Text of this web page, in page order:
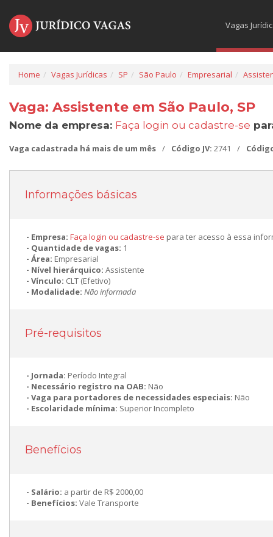
Vagas
Home Vagas Jurídicas SP São Paulo Empresarial
Vaga: Assistente em São Paulo, SP
Nome da empresa: Faça login ou cadastre-se
Vaga cadastrada há mais de um mês / Código JV: 2741 /
Informações básicas
Empresa: Faça login ou cadastre-se para ter acesso à essa
Quantidade de vagas: 1
Área: Empresarial
Nível hierárquico: Assistente
Vínculo: CLT (Efetivo)
Modalidade: Não informada
Pré-requisitos
Jornada: Período Integral
Necessário registro na OAB: Não
Vaga para portadores de necessidades especiais: Não
Escolaridade mínima: Superior Incompleto
Benefícios
Salário: a partir de R$ 2000,00
Benefícios: Vale Transporte